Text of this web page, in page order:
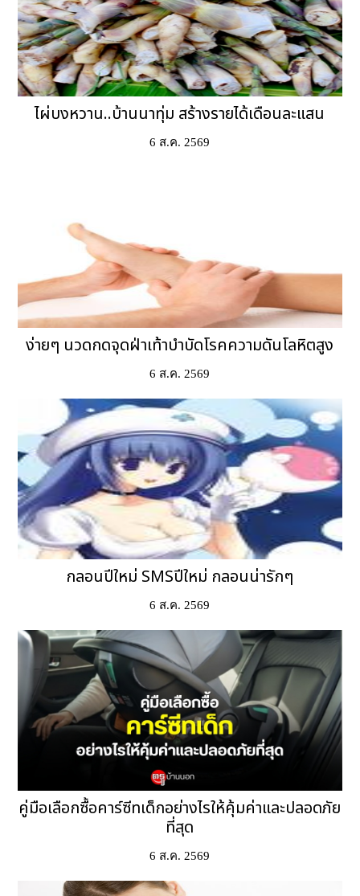
ไผ่บงหวาน..บ้านนาทุ่ม สร้างรายได้เดือนละแสน
6 ส.ค. 2569
ง่ายๆ นวดกดจุดฝ่าเท้าบำบัดโรคความดันโลหิตสูง
6 ส.ค. 2569
กลอนปีใหม่ SMSปีใหม่ กลอนน่ารักๆ
6 ส.ค. 2569
คู่มือเลือกซื้อคาร์ซีทเด็กอย่างไรให้คุ้มค่าและปลอดภัย
ที่สุด
6 ส.ค. 2569